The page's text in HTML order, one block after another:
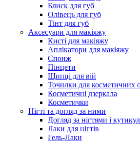
Блиск для губ
Олівець для губ
Тінт для губ
Аксесуари для макіяжу
Кисті для макіяжу
Аплікатори для макіяжу
Спонж
Пінцети
Щипці для вій
Точилки для косметичних
Косметичні дзеркала
Косметички
Нігті та догляд за ними
Догляд за нігтями і
Лаки для нігтів
Гель-Лаки